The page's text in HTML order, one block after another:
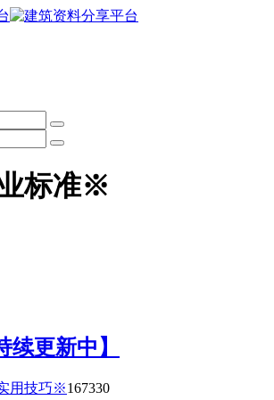
标准※
续更新中】
用技巧※167330